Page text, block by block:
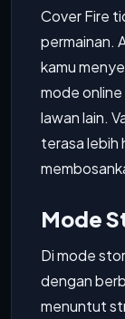
Cover Fire
permainan.
kamu
mode
lawan lain.
terasa lebih
Mode
Di mode
dengan
menuntut